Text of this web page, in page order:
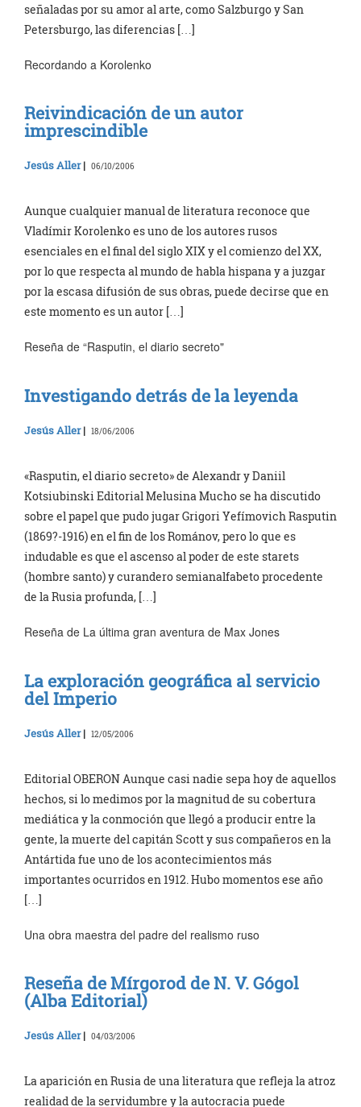
señaladas por su amor al arte, como Salzburgo y San
Petersburgo, las diferencias […]
Recordando a Korolenko
Reivindicación de un autor
imprescindible
Jesús Aller| 06/10/2006
Aunque cualquier manual de literatura reconoce que
Vladímir Korolenko es uno de los autores rusos
esenciales en el final del siglo XIX y el comienzo del XX,
por lo que respecta al mundo de habla hispana y a juzgar
por la escasa difusión de sus obras, puede decirse que en
este momento es un autor […]
Reseña de “Rasputin, el diario secreto"
Investigando detrás de la leyenda
Jesús Aller| 18/06/2006
«Rasputin, el diario secreto» de Alexandr y Daniil
Kotsiubinski Editorial Melusina Mucho se ha discutido
sobre el papel que pudo jugar Grigori Yefímovich Rasputin
(1869?-1916) en el fin de los Románov, pero lo que es
indudable es que el ascenso al poder de este starets
(hombre santo) y curandero semianalfabeto procedente
de la Rusia profunda, […]
Reseña de La última gran aventura de Max Jones
La exploración geográfica al servicio
del Imperio
Jesús Aller| 12/05/2006
Editorial OBERON Aunque casi nadie sepa hoy de aquellos
hechos, si lo medimos por la magnitud de su cobertura
mediática y la conmoción que llegó a producir entre la
gente, la muerte del capitán Scott y sus compañeros en la
Antártida fue uno de los acontecimientos más
importantes ocurridos en 1912. Hubo momentos ese año
[…]
Una obra maestra del padre del realismo ruso
Reseña de Mírgorod de N. V. Gógol
(Alba Editorial)
Jesús Aller| 04/03/2006
La aparición en Rusia de una literatura que refleja la atroz
realidad de la servidumbre y la autocracia puede